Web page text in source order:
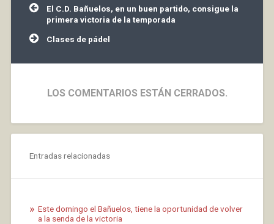
Navegación
de
entradas
El C.D. Bañuelos, en un buen partido, consigue la
primera victoria de la temporada
Clases de pádel
LOS COMENTARIOS ESTÁN CERRADOS.
Entradas relacionadas
Este domingo el Bañuelos, tiene la oportunidad de volver
a la senda de la victoria